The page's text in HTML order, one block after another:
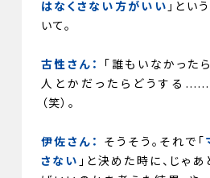
はなくさない方がいい 」とい
いて。
古性さん： 「誰もいなかった
人とかだったらどうする......
（笑）。
伊佐さん： そうそう。それで「
さない 」と決めた時に、じゃ